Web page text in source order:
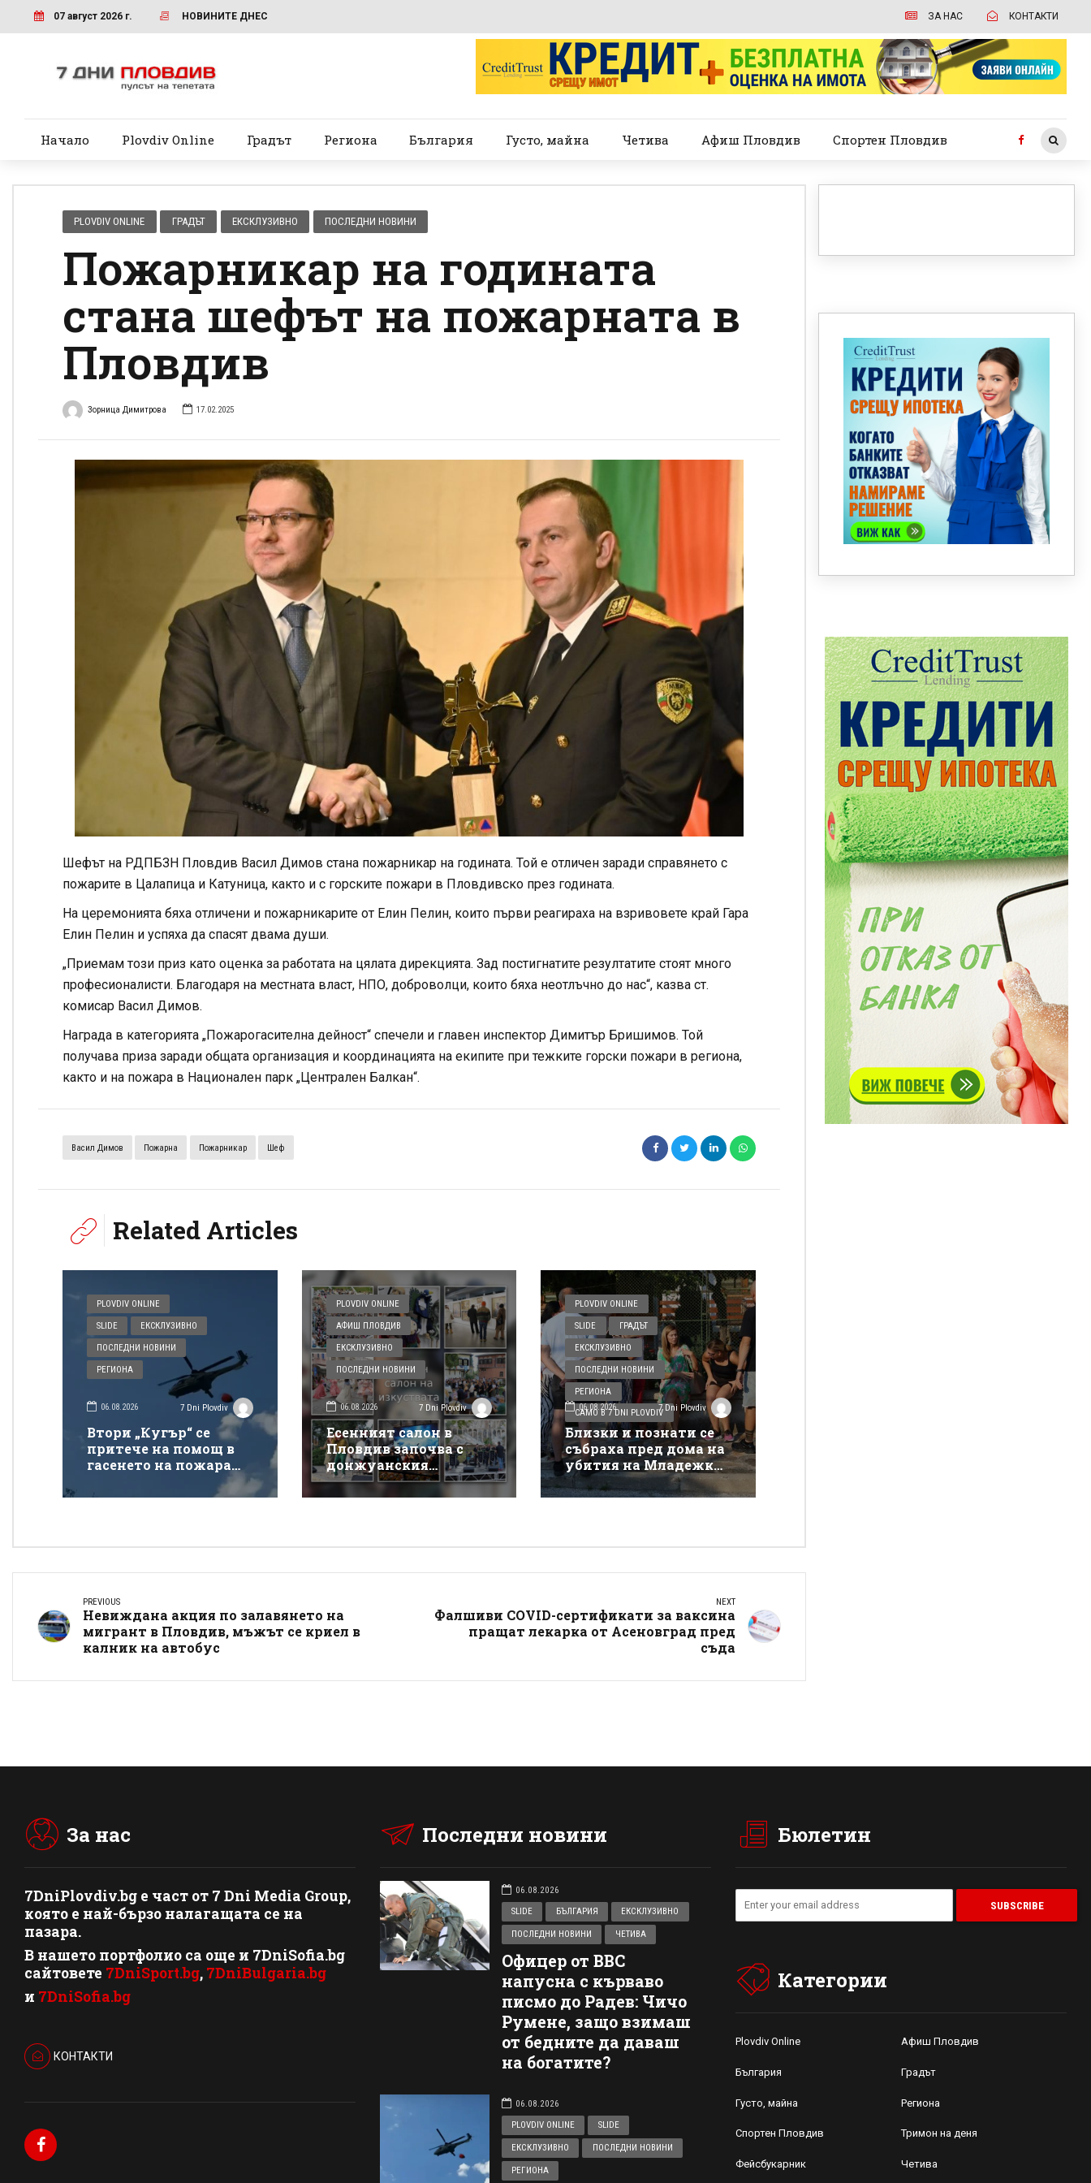
07 август 2026 г. НОВИНИТЕ ДНЕС ЗА НАС КОНТАКТИ
Начало Plovdiv Online Градът Региона България Густо, майна Четива Афиш Пловдив Спортен Пловдив
PLOVDIV ONLINE ГРАДЪТ ЕКСКЛУЗИВНО ПОСЛЕДНИ НОВИНИ
Пожарникар на годината
стана шефът на пожарната в
Пловдив
Зорница Димитрова 17.02.2025
Шефът на РДПБЗН Пловдив Васил Димов стана пожарникар на годината. Той е отличен заради справянето с
пожарите в Цалапица и Катуница, както и с горските пожари в Пловдивско през годината.
На церемонията бяха отличени и пожарникарите от Елин Пелин, които първи реагираха на взривовете край Гара
Елин Пелин и успяха да спасят двама души.
„Приемам този приз като оценка за работата на цялата дирекцията. Зад постигнатите резултатите стоят много
професионалисти. Благодаря на местната власт, НПО, доброволци, които бяха неотлъчно до нас“, казва ст.
комисар Васил Димов.
Награда в категорията „Пожарогасителна дейност“ спечели и главен инспектор Димитър Бришимов. Той
получава приза заради общата организация и координацията на екипите при тежките горски пожари в региона,
както и на пожара в Национален парк „Централен Балкан“.
Васил Димов Пожарна Пожарникар Шеф
Related Articles
PLOVDIV ONLINE
SLIDE ЕКСКЛУЗИВНО
ПОСЛЕДНИ НОВИНИ
РЕГИОНА
06.08.2026 7 Dni Plovdiv
Втори „Кугър“ се
притече на помощ в
гасенето на пожара
покрай магистрала
„Тракия“
PLOVDIV ONLINE
АФИШ ПЛОВДИВ
ЕКСКЛУЗИВНО
ПОСЛЕДНИ НОВИНИ
06.08.2026 7 Dni Plovdiv
Есенният салон в
Пловдив започва с
донжуанския
спектакъл на Деян
Донков
PLOVDIV ONLINE
SLIDE ГРАДЪТ
ЕКСКЛУЗИВНО
ПОСЛЕДНИ НОВИНИ
РЕГИОНА
САМО В 7 DNI PLOVDIV
06.08.2026 7 Dni Plovdiv
Близки и познати се
събраха пред дома на
убития на Младежки
хълм: Не е педофил,
търсеше си приятелка
PREVIOUS
Невиждана акция по залавянето на
мигрант в Пловдив, мъжът се криел в
калник на автобус
NEXT
Фалшиви COVID-сертификати за ваксина
пращат лекарка от Асеновград пред
съда
За нас
7DniPlovdiv.bg e част от 7 Dni Media Group,
която е най-бързо налагащата се на
пазара.
В нашето портфолио са още и 7DniSofia.bg
сайтовете 7DniSport.bg, 7DniBulgaria.bg
и 7DniSofia.bg
КОНТАКТИ
Последни новини
06.08.2026
SLIDE
БЪЛГАРИЯ ЕКСКЛУЗИВНО
ПОСЛЕДНИ НОВИНИ ЧЕТИВА
Офицер от ВВС
напусна с кърваво
писмо до Радев: Чичо
Румене, защо взимаш
от бедните да даваш
на богатите?
06.08.2026
PLOVDIV ONLINE
SLIDE
ЕКСКЛУЗИВНО ПОСЛЕДНИ НОВИНИ
РЕГИОНА
Бюлетин
Категории
Plovdiv Online Афиш Пловдив
България Градът
Густо, майна Региона
Спортен Пловдив Тримон на деня
Фейсбукарник Четива